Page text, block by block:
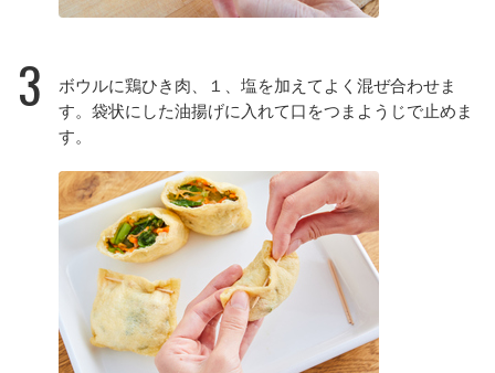
3
ボウルに鶏ひき肉、１、塩を加えてよく混ぜ合わせま
す。袋状にした油揚げに入れて口をつまようじで止めま
す。